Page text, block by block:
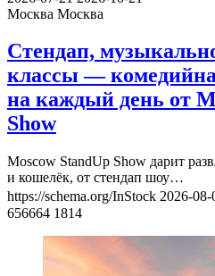
Москва Москва
Стендап,
классы —
на каждый день от
Show
Moscow StandUp Show дарит
и кошелёк, от стендап шоу…
https://schema.org/InStock 2026-
656664 1814